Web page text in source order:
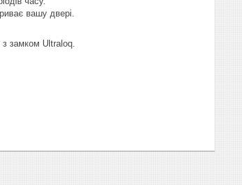
вашу двері.
замком Ultraloq.